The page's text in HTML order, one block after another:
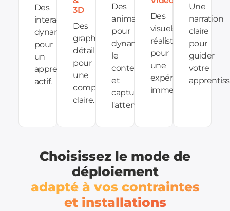
Des
interactions
dynamiques
pour
un
apprentissage
actif.
3D
Des
graphiques
détaillés
pour
une
compréhension
claire.
Des
animations
pour
dynamiser
le
contenu
et
capturer
l'attention.
Des
visuels
réalistes
pour
une
expérience
immersive.
Une
narration
claire
pour
guider
votre
Choisissez le mode de
déploiement
adapté à vos contraintes
et installations